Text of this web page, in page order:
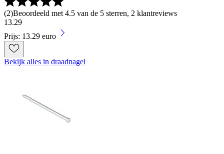
(2)Beoordeeld met 4.5 van de 5 sterren, 2 klantreviews
13.29
Prijs: 13.29 euro
Bekijk alles in draadnagel